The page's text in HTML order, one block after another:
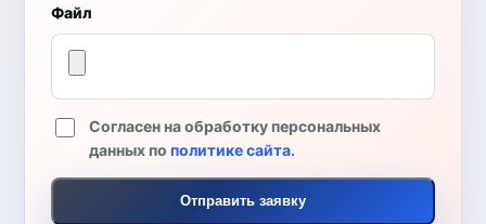
Файл
Согласен на обработку персональных
данных пополитике сайта.
Отправить заявку